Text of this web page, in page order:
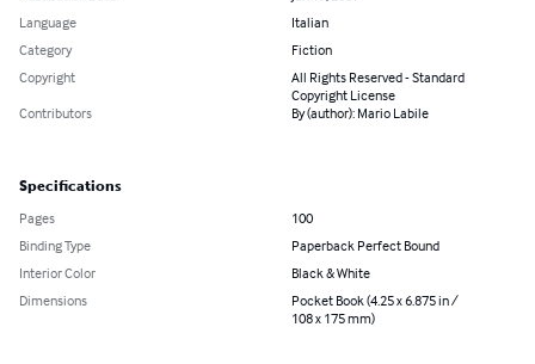
Language
Italian
Category
Fiction
Copyright
All Rights Reserved - Standard
Copyright License
Contributors
By (author): Mario Labile
Specifications
Pages
100
Binding Type
Paperback Perfect Bound
Interior Color
Black & White
Dimensions
Pocket Book (4.25 x 6.875 in /
108 x 175 mm)